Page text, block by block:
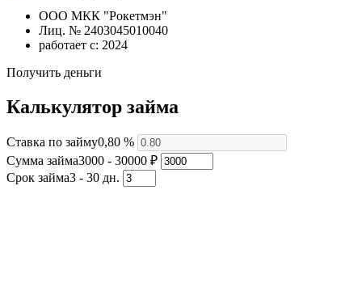
ООО МКК "Рокетмэн"
Лиц. № 2403045010040
работает с: 2024
Получить деньги
Калькулятор займа
Ставка по займу0,80 %
Сумма займа3000 - 30000 ₽
Срок займа3 - 30 дн.